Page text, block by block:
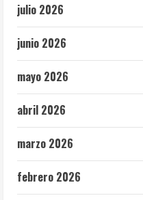
julio 2026
junio 2026
mayo 2026
abril 2026
marzo 2026
febrero 2026